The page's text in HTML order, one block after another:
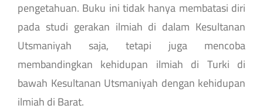
pengetahuan. Buku ini tidak hanya membatasi diri
pada studi gerakan ilmiah di dalam Kesultanan
Utsmaniyah saja, tetapi juga mencoba
membandingkan kehidupan ilmiah di Turki di
bawah Kesultanan Utsmaniyah dengan kehidupan
ilmiah di Barat.